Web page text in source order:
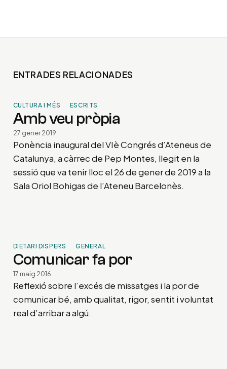
ENTRADES RELACIONADES
CULTURA I MÉS ESCRITS
Amb veu pròpia
27 gener 2019
Ponència inaugural del VIè Congrés d’Ateneus de
Catalunya, a càrrec de Pep Montes, llegit en la
sessió que va tenir lloc el 26 de gener de 2019 a la
Sala Oriol Bohigas de l’Ateneu Barcelonès.
DIETARI DISPERS GENERAL
Comunicar fa por
17 maig 2016
Reflexió sobre l’excés de missatges i la por de
comunicar bé, amb qualitat, rigor, sentit i voluntat
real d’arribar a algú.